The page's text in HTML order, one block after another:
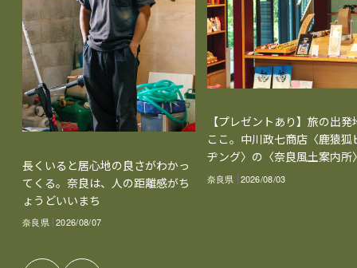
長くいると居心地の良さがわかっ
てくる。奈良は、人の距離感がち
ょうどいいまち
奈良県 2026/08/07
【プレゼントあり】旅の出発
ここ。中川政七商店〈鹿猿狐
ヂング〉の〈奈良風土案内所
奈良県 2026/08/03